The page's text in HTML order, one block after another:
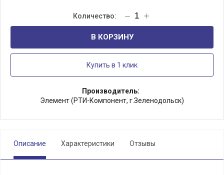
В КОРЗИНУ
Купить в 1 клик
Производитель:
Элемент (РТИ-Компонент, г.Зеленодольск)
Описание Характеристики Отзывы